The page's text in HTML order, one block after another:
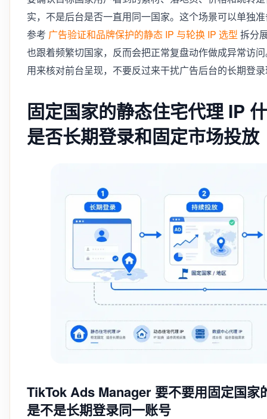
实，不是后台是否一直用同一国家。这个场景可以单独
参考 广告验证和品牌保护的静态 IP 与轮换 IP 选型 拆分
也跟着频繁切国家，反而会把正常复盘动作做成异常访
用来核对前台呈现，不要反过来干扰广告后台的长期登
固定国家的静态住宅代理 IP
是否长期登录和固定市场投放
TikTok Ads Manager 要不要用固定国家
是不是长期登录同一账号